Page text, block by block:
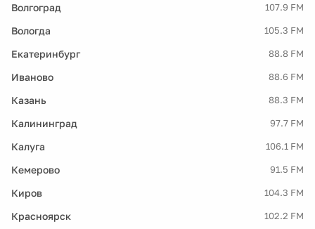
Волгоград 107.9 FM
Вологда 105.3 FM
Екатеринбург 88.8 FM
Иваново 88.6 FM
Казань 88.3 FM
Калининград 97.7 FM
Калуга 106.1 FM
Кемерово 91.5 FM
Киров 104.3 FM
Красноярск 102.2 FM